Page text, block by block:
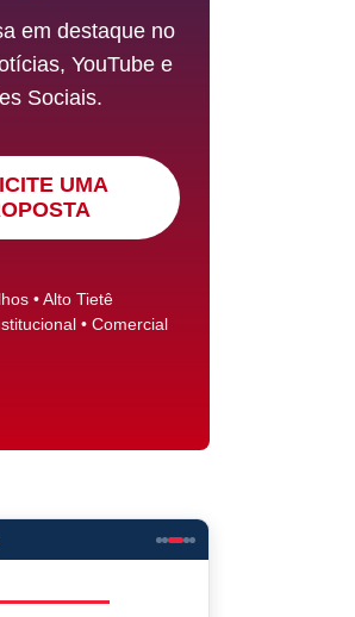
em destaque no
YouTube e
Sociais.
UMA
• Alto Tietê
• Comercial